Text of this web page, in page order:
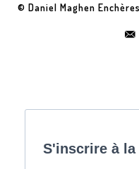
© Daniel Maghen